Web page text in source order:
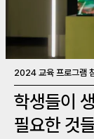
2024 교육 프로그램
학생들이
필요한 것